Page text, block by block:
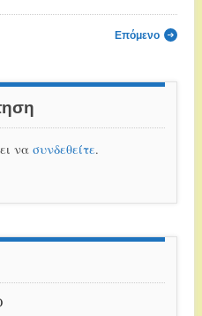
Επόμενο
να συνδεθείτε.